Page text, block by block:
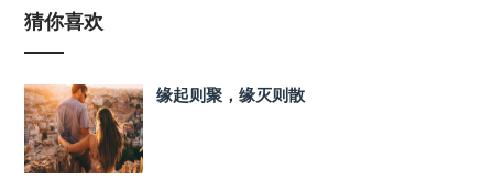
猜你喜欢
缘起则聚，缘灭则散